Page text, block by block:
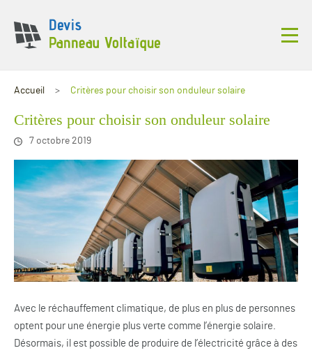
Accueil Critères pour choisir son onduleur solaire
Critères pour choisir son onduleur solaire
7 octobre 2019
Avec le réchauffement climatique, de plus en plus de personnes
optent pour une énergie plus verte comme l’énergie solaire.
Désormais, il est possible de produire de l’électricité grâce à des